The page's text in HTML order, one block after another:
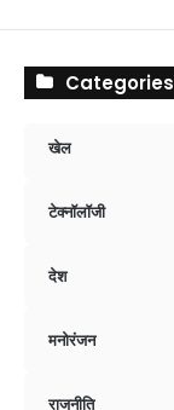
Categories
खेल
टेक्नॉलॉजी
देश
मनोरंजन
राजनीति